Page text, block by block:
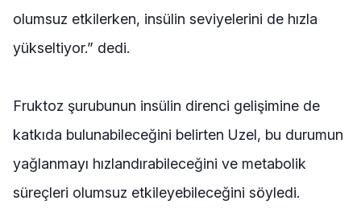
olumsuz etkilerken, insülin seviyelerini de hızla
yükseltiyor.” dedi.
Fruktoz şurubunun insülin direnci gelişimine de
katkıda bulunabileceğini belirten Uzel, bu durumun
yağlanmayı hızlandırabileceğini ve metabolik
süreçleri olumsuz etkileyebileceğini söyledi.